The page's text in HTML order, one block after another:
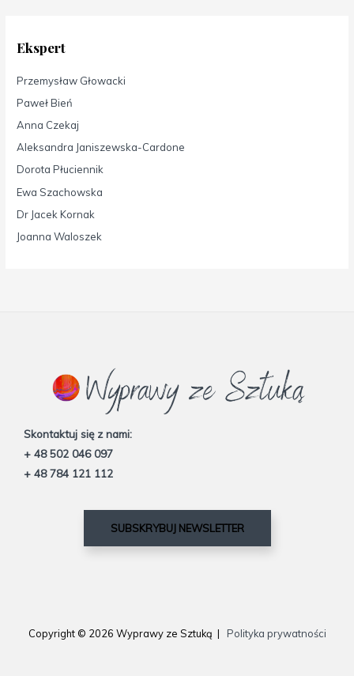
Ekspert
Przemysław Głowacki
Paweł Bień
Anna Czekaj
Aleksandra Janiszewska-Cardone
Dorota Płuciennik
Ewa Szachowska
Dr Jacek Kornak
Joanna Waloszek
Skontaktuj się z nami:
+ 48 502 046 097
+ 48 784 121 112
SUBSKRYBUJ NEWSLETTER
Copyright © 2026 Wyprawy ze Sztuką | Polityka prywatności